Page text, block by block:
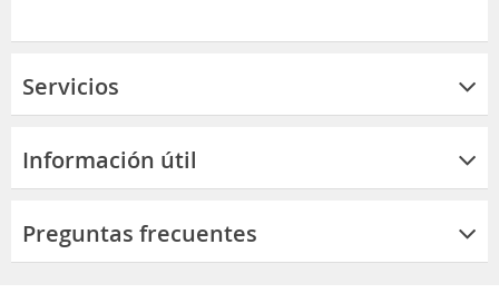
Servicios
Información útil
Preguntas frecuentes